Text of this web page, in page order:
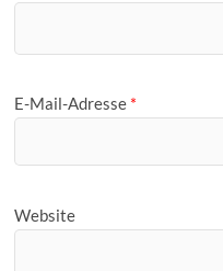
E-Mail-Adresse *
Website